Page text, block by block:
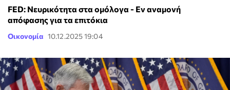
FED: Νευρικότητα στα ομόλογα - Εν αναμονή
απόφασης για τα επιτόκια
Οικονομία 10.12.2025 19:04